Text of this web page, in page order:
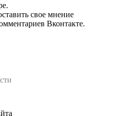
свое мнение
Вконтакте.